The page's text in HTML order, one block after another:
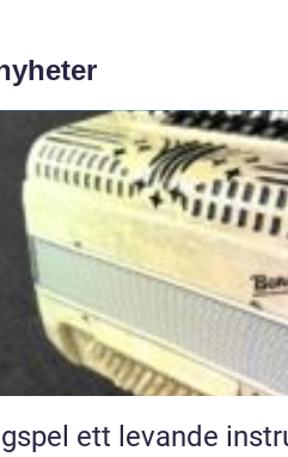
mellan tradition